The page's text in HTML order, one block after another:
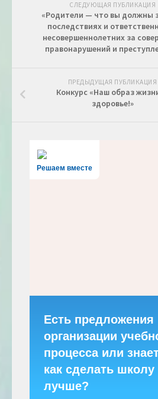
СЛЕДУЮЩАЯ ПУБЛИКАЦИЯ
«Родители — что вы должны
последствиях и
несовершеннолетних за
правонарушений и
ПРЕДЫДУЩАЯ ПУБЛИКАЦИЯ
Конкурс «Наш образ
здоровье!»
Решаем вместе
Есть предложения
организации
процесса или
как сделать школу
лучше?